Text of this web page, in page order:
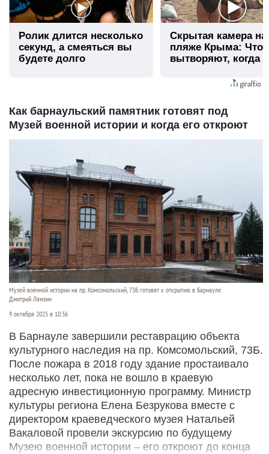
Ролик длится несколько
секунд, а смеяться вы
будете долго
Скрытая камера на
пляже Крыма: Что
вытворяют, когда
Как барнаульский памятник готовят под
Музей военной истории и когда его откроют
Музей военной истории на пр. Комсомольский, 73Б готовят к открытию в Барнауле.
Дмитрий Лямзин
9 октября 2025 в 10:36
В Барнауле завершили реставрацию объекта
культурного наследия на пр. Комсомольский, 73Б.
После пожара в 2018 году здание простаивало
несколько лет, пока не вошло в краевую
адресную инвестиционную программу. Министр
культуры региона Елена Безрукова вместе с
директором краеведческого музея Натальей
Вакаловой провели экскурсию по будущему
Музею военной истории – его откроют до конца